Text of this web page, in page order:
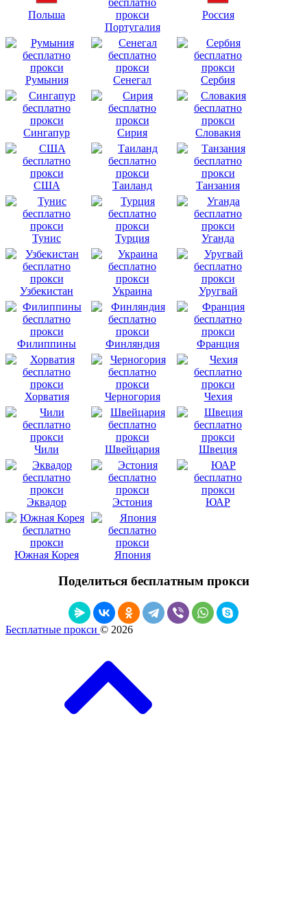
Польша
Португалия
Россия
Румыния Сенегал Сербия
Сингапур Сирия Словакия
США Таиланд Танзания
Тунис Турция Уганда
Узбекистан Украина Уругвай
Филиппины Финляндия Франция
Хорватия Черногория Чехия
Чили Швейцария Швеция
Эквадор Эстония ЮАР
Южная Корея Япония
Поделиться бесплатным прокси
Бесплатные прокси © 2026